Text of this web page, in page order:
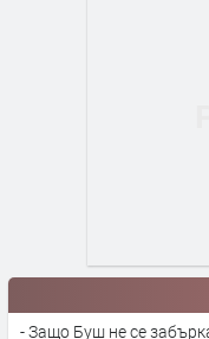
- Защо Буш не се